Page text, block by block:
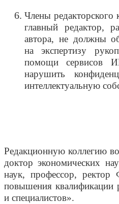
Члены редакторского
главный редактор,
автора, не должны
на экспертизу
помощи сервисов
нарушить
интеллектуальную
Редакционную коллегию
доктор экономических
наук, профессор,
повышения квалификации
и специалистов».